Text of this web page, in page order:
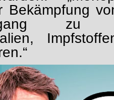
Bekämpfung
zu